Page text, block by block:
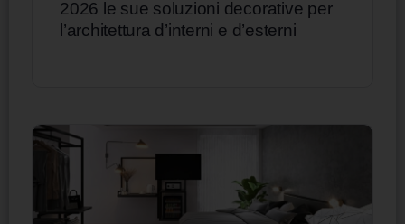
2026 le sue soluzioni decorative per
l’architettura d’interni e d’esterni